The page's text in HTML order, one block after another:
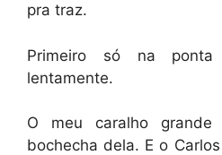
pra traz.
Primeiro só na ponta
lentamente.
O meu caralho
bochecha dela. E o